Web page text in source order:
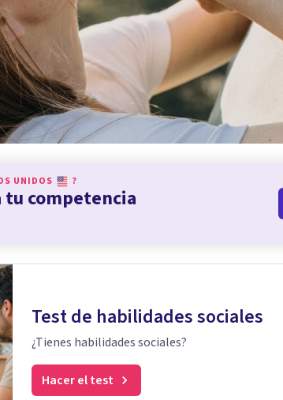
UNIDOS ?
competencia
Test de habilidades sociales
¿Tienes habilidades sociales?
Hacer el test